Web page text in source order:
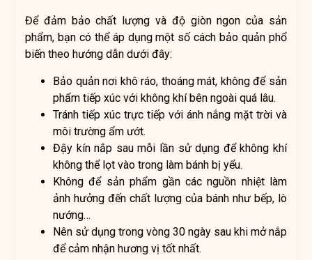
Để đảm bảo chất lượng và độ giòn ngon của sản
phẩm, bạn có thể áp dụng một số cách bảo quản phổ
biến theo hướng dẫn dưới đây:
Bảo quản nơi khô ráo, thoáng mát, không để sản
phẩm tiếp xúc với không khí bên ngoài quá lâu.
Tránh tiếp xúc trực tiếp với ánh nắng mặt trời và
môi trường ẩm ướt.
Đậy kín nắp sau mỗi lần sử dụng để không khí
không thể lọt vào trong làm bánh bị yểu.
Không để sản phẩm gần các nguồn nhiệt làm
ảnh hưởng đến chất lượng của bánh như bếp, lò
nướng…
Nên sử dụng trong vòng 30 ngày sau khi mở nắp
để cảm nhận hương vị tốt nhất.